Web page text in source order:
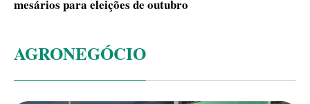
mesários para eleições de outubro
AGRONEGÓCIO